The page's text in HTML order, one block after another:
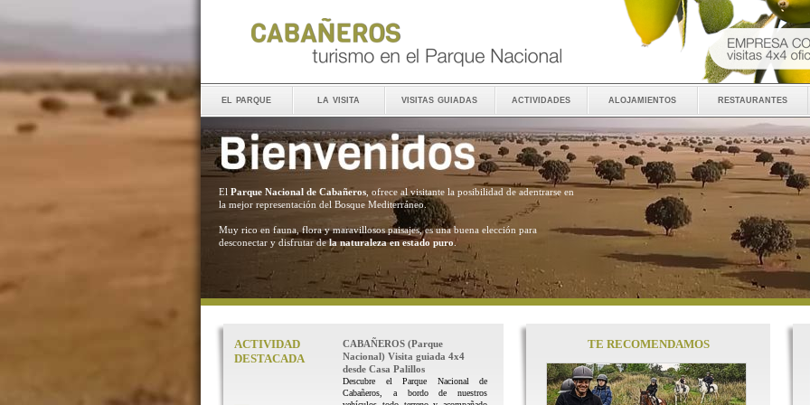
el parque la visita visitas guiadas actividades alojamientos restaurantes
El Parque Nacional de Cabañeros , ofrece al visitante la posibilidad de adentrarse en
la mejor representación del Bosque Mediterráneo.
Muy rico en fauna, flora y maravillosos paisajes, es una buena elección para
desconectar y disfrutar dela naturaleza en estado puro .
ACTIVIDAD
DESTACADA
CABAÑEROS (Parque
Nacional) Visita guiada 4x4
desde Casa Palillos
Descubre el Parque Nacional de
Cabañeros, a bordo de nuestros
TE RECOMENDAMOS